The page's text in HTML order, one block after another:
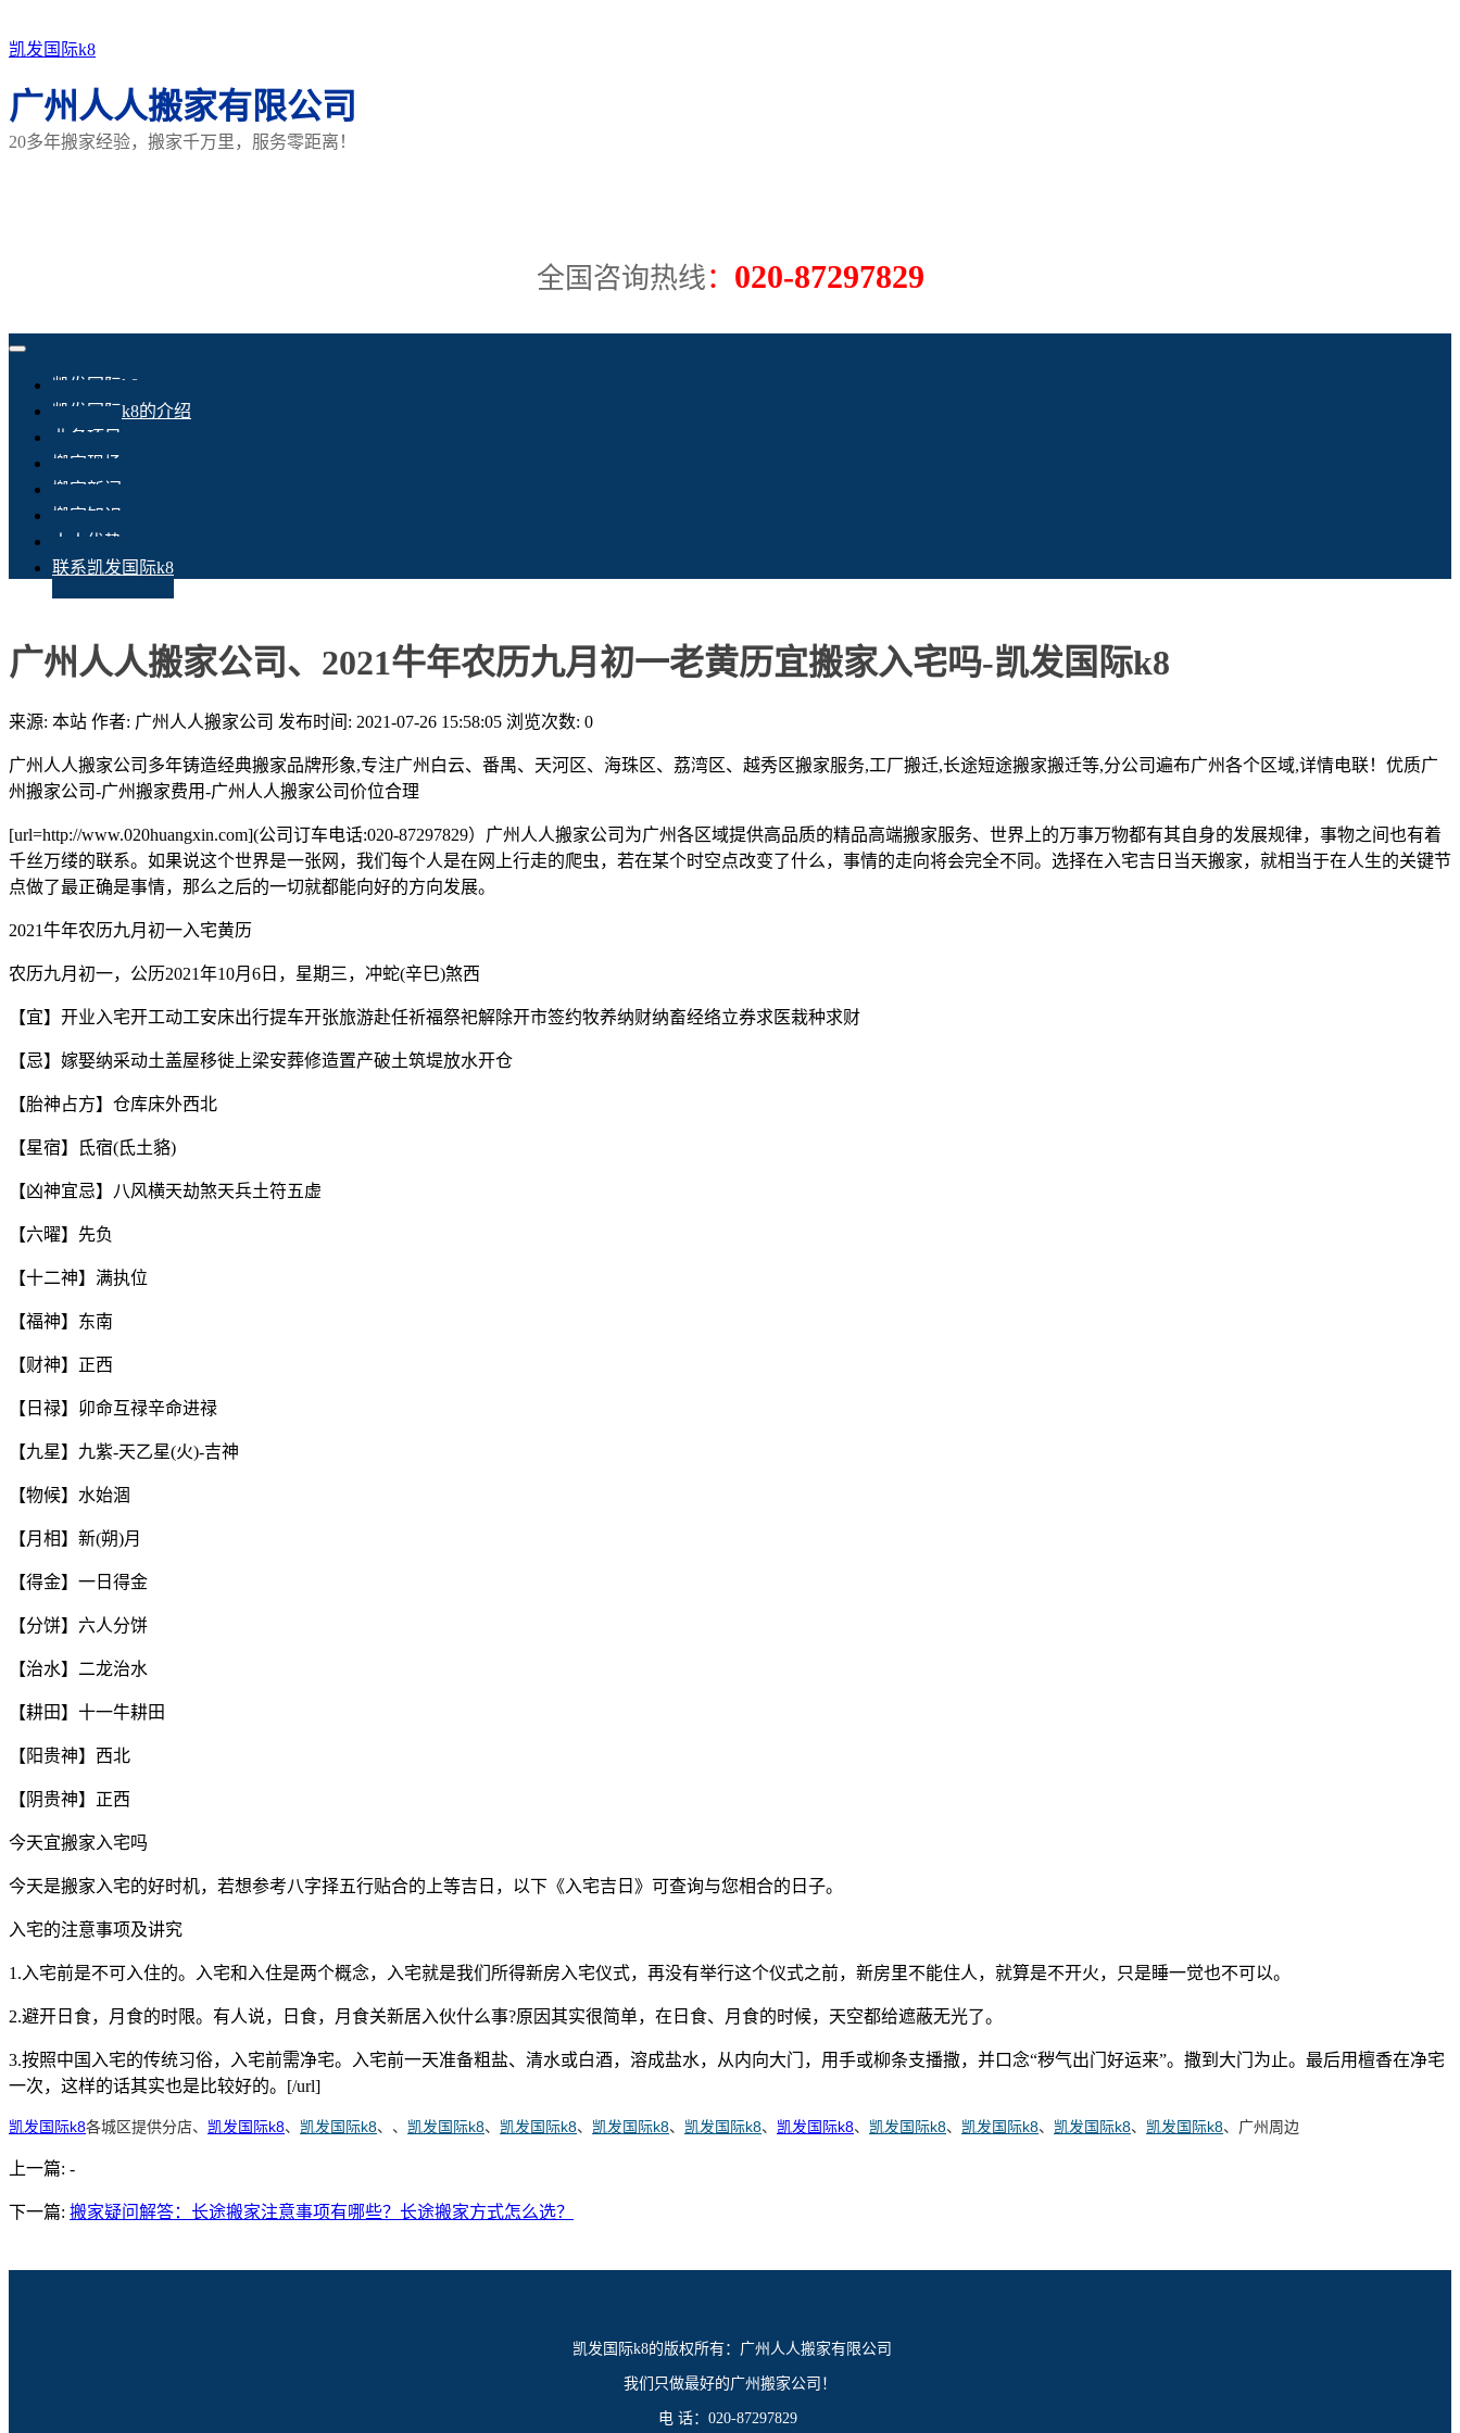
凯发国际k8
广州人人搬家有限公司
20多年搬家经验，搬家千万里，服务零距离！
全国咨询热线： 020-87297829
凯发国际k8
凯发国际k8的介绍
业务项目
搬家现场
搬家新闻
搬家知识
人人优势
联系凯发国际k8
广州人人搬家公司、2021牛年农历九月初一老黄历宜搬家入宅吗-凯发国际k8
来源: 本站 作者: 广州人人搬家公司 发布时间: 2021-07-26 15:58:05 浏览次数: 0
广州人人搬家公司多年铸造经典搬家品牌形象,专注广州白云、番禺、天河区、海珠区、荔湾区、越秀区搬家服务,工厂搬迁,长途短途搬家搬迁等,分公司遍布广州各个区域,详情电联！优质广
州搬家公司-广州搬家费用-广州人人搬家公司价位合理
[url=http://www.020huangxin.com](公司订车电话:020-87297829）广州人人搬家公司为广州各区域提供高品质的精品高端搬家服务、世界上的万事万物都有其自身的发展规律，事物之间也有着
千丝万缕的联系。如果说这个世界是一张网，我们每个人是在网上行走的爬虫，若在某个时空点改变了什么，事情的走向将会完全不同。选择在入宅吉日当天搬家，就相当于在人生的关键节
点做了最正确是事情，那么之后的一切就都能向好的方向发展。
2021牛年农历九月初一入宅黄历
农历九月初一，公历2021年10月6日，星期三，冲蛇(辛巳)煞西
【宜】开业入宅开工动工安床出行提车开张旅游赴任祈福祭祀解除开市签约牧养纳财纳畜经络立券求医栽种求财
【忌】嫁娶纳采动土盖屋移徙上梁安葬修造置产破土筑堤放水开仓
【胎神占方】仓库床外西北
【星宿】氐宿(氐土貉)
【凶神宜忌】八风横天劫煞天兵土符五虚
【六曜】先负
【十二神】满执位
【福神】东南
【财神】正西
【日禄】卯命互禄辛命进禄
【九星】九紫-天乙星(火)-吉神
【物候】水始涸
【月相】新(朔)月
【得金】一日得金
【分饼】六人分饼
【治水】二龙治水
【耕田】十一牛耕田
【阳贵神】西北
【阴贵神】正西
今天宜搬家入宅吗
今天是搬家入宅的好时机，若想参考八字择五行贴合的上等吉日，以下《入宅吉日》可查询与您相合的日子。
入宅的注意事项及讲究
1.入宅前是不可入住的。入宅和入住是两个概念，入宅就是我们所得新房入宅仪式，再没有举行这个仪式之前，新房里不能住人，就算是不开火，只是睡一觉也不可以。
2.避开日食，月食的时限。有人说，日食，月食关新居入伙什么事?原因其实很简单，在日食、月食的时候，天空都给遮蔽无光了。
3.按照中国入宅的传统习俗，入宅前需净宅。入宅前一天准备粗盐、清水或白酒，溶成盐水，从内向大门，用手或柳条支播撒，并口念“秽气出门好运来”。撒到大门为止。最后用檀香在净宅
一次，这样的话其实也是比较好的。[/url]
凯发国际k8各城区提供分店、 凯发国际k8、 凯发国际k8、、 凯发国际k8、 凯发国际k8、 凯发国际k8、 凯发国际k8、 凯发国际k8、 凯发国际k8、 凯发国际k8、 凯发国际k8、 凯发国际k8、广州周边
上一篇: -
下一篇: 搬家疑问解答：长途搬家注意事项有哪些？长途搬家方式怎么选？
凯发国际k8的版权所有：广州人人搬家有限公司
我们只做最好的广州搬家公司！
电 话：020-87297829